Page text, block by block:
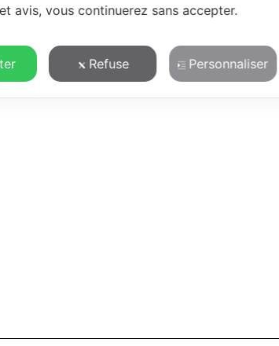
avis, vous continuerez sans accepter.
Refuse Personnaliser